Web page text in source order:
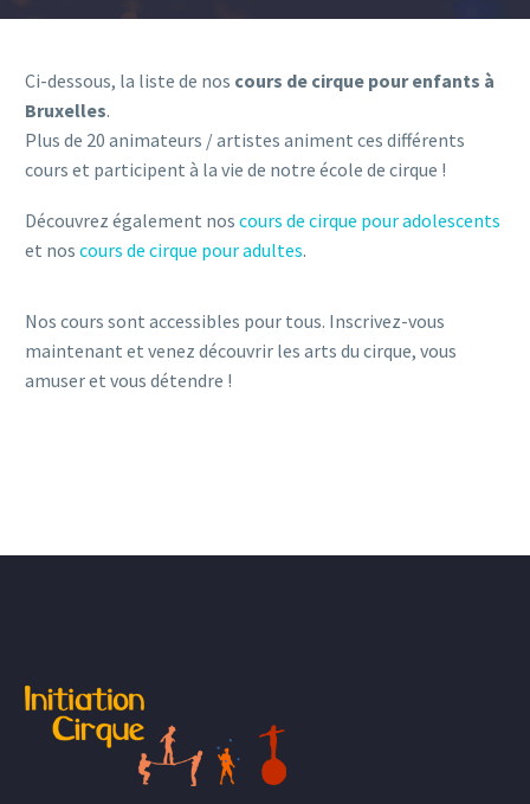
Ci-dessous, la liste de nos cours de cirque pour enfants à
Bruxelles.
Plus de 20 animateurs / artistes animent ces différents
cours et participent à la vie de notre école de cirque !
Découvrez également nos cours de cirque pour adolescents
et nos cours de cirque pour adultes.
Nos cours sont accessibles pour tous. Inscrivez-vous
maintenant et venez découvrir les arts du cirque, vous
amuser et vous détendre !